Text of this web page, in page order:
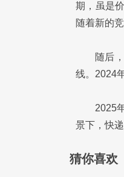
期，虽是
随着新的
随后
线。2024
2025
景下，快
猜你喜欢